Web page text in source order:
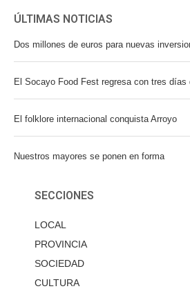
ÚLTIMAS NOTICIAS
Dos millones de euros para nuevas
El Socayo Food Fest regresa con tres días
El folklore internacional conquista Arroyo
Nuestros mayores se ponen en forma
SECCIONES
LOCAL
PROVINCIA
SOCIEDAD
CULTURA